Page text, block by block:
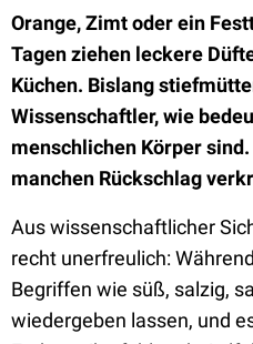
Orange, Zimt oder ein
Tagen ziehen leckere
Küchen. Bislang
Wissenschaftler, wie
menschlichen Körper
manchen Rückschlag
Aus wissenschaftlicher
recht unerfreulich:
Begriffen wie süß, salzig,
wiedergeben lassen, und